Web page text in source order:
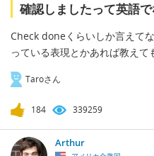
確認しましたって英語
Check doneくらいしか言えて
っている表現とかあれば教えて
Taroさん
184 339259
Arthur